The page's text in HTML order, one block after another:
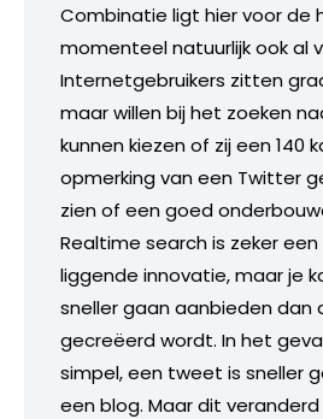
Combinatie ligt hier voor de
momenteel natuurlijk ook al
Internetgebruikers zitten
maar willen bij het zoeken
kunnen kiezen of zij een 140
opmerking van een Twitter
zien of een goed
Realtime search is zeker
liggende innovatie, maar je
sneller gaan aanbieden dan
gecreëerd wordt. In het
simpel, een tweet is sneller
een blog. Maar dit